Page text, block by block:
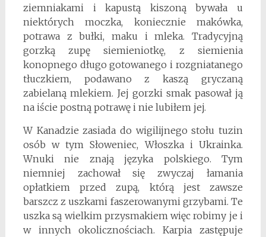
ziemniakami i kapustą kiszoną bywała u
niektórych moczka, koniecznie makówka,
potrawa z bułki, maku i mleka. Tradycyjną
gorzką zupę siemieniotkę, z siemienia
konopnego długo gotowanego i rozgniatanego
tłuczkiem, podawano z kaszą gryczaną
zabielaną mlekiem. Jej gorzki smak pasował ją
na iście postną potrawę i nie lubiłem jej.
W Kanadzie zasiada do wigilijnego stołu tuzin
osób w tym Słoweniec, Włoszka i Ukrainka.
Wnuki nie znają języka polskiego. Tym
niemniej zachował się zwyczaj łamania
opłatkiem przed zupą, którą jest zawsze
barszcz z uszkami faszerowanymi grzybami. Te
uszka są wielkim przysmakiem więc robimy je i
w innych okolicznościach. Karpia zastępuje